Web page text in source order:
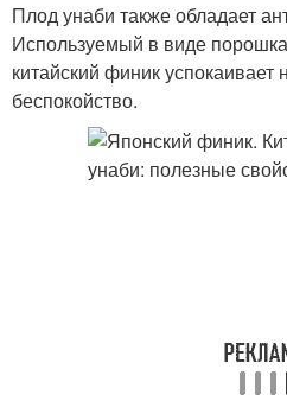
Плод унаби также обладает
Используемый в виде
китайский финик успокаивает
беспокойство.